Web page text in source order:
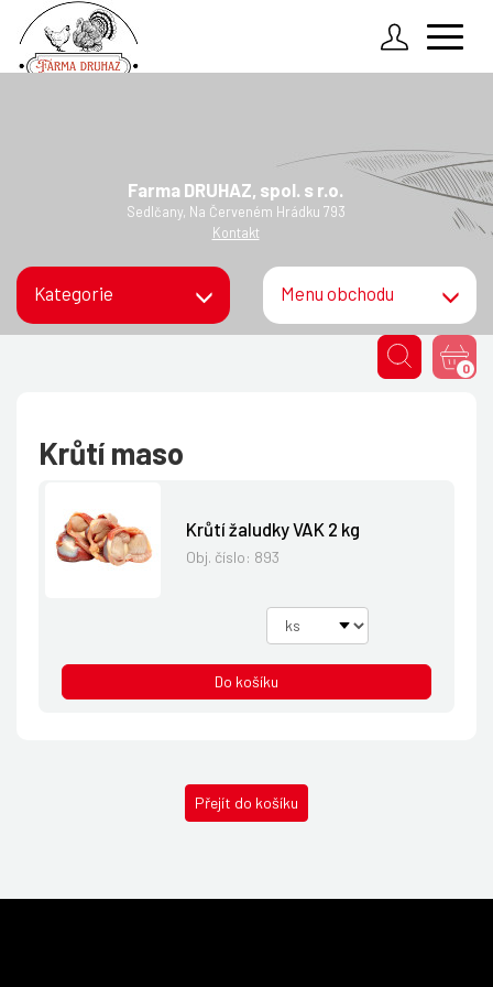
O nás
Podmínky objednávek
Zadejte údaje k Vašemu účtu
Zapomenuté heslo
Farma DRUHAZ, spol. s r.o.
Sedlčany, Na Červeném Hrádku 793
Kontakt
0
Kategorie Menu obchodu
Krůtí maso
Krůtí žaludky VAK 2 kg
Obj. číslo: 893
Do košíku
Přejít do košíku